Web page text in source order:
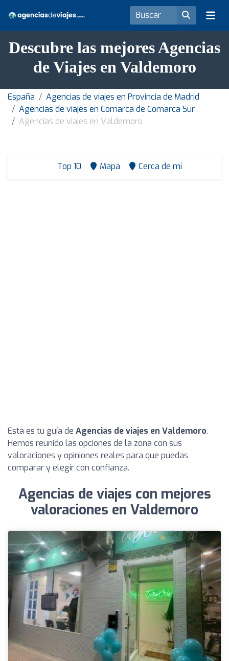
Descubre las mejores Agencias
de Viajes en Valdemoro
España
Agencias de viajes en Provincia de Madrid
Agencias de viajes en Comarca de Comarca Sur
Agencias de viajes en Valdemoro
Top 10 Mapa Cerca de mí
Esta es tu guía de Agencias de viajes en Valdemoro.
Hemos reunido las opciones de la zona con sus
valoraciones y opiniones reales para que puedas
comparar y elegir con confianza.
Agencias de viajes con mejores
valoraciones en Valdemoro